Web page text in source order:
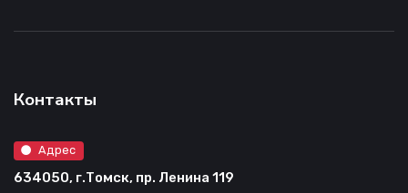
Контакты
Адрес
634050, г.Томск, пр. Ленина 119